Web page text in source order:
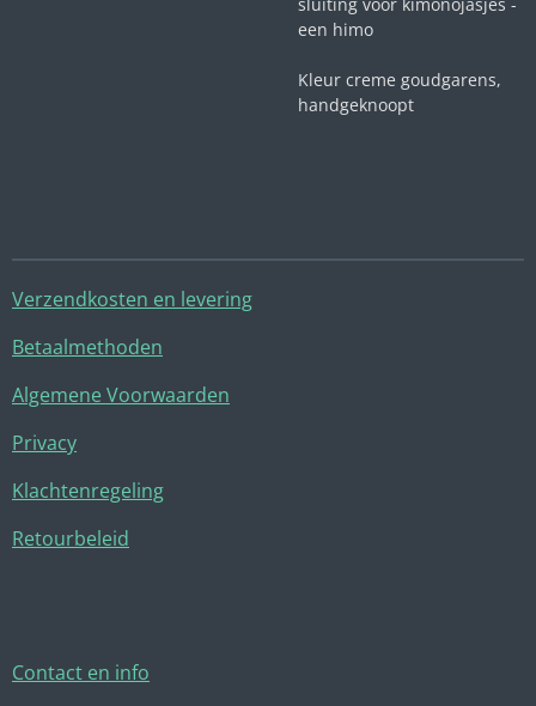
een himo
Kleur creme goudgarens,
handgeknoopt
Verzendkosten en levering
Betaalmethoden
Algemene Voorwaarden
Privacy
Klachtenregeling
Retourbeleid
Contact en info